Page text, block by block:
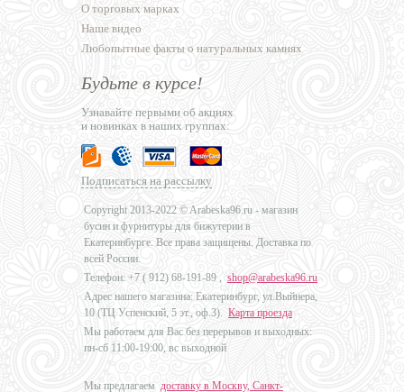
О торговых марках
Наше видео
Любопытные факты о натуральных камнях
Будьте в курсе!
Узнавайте первыми об акциях
и новинках в наших группах:
Подписаться на рассылку
Copyright 2013-2022 © Arabeska96.ru - магазин
бусин и фурнитуры для бижутерии в
Екатеринбурге. Все права защищены. Доставка по
всей России.
Телефон: +7 ( 912) 68-191-89 , shop@arabeska96.ru
Адрес нашего магазина: Екатеринбург, ул.Выйнера,
10 (ТЦ Успенский, 5 эт., оф.3). Карта проезда
Мы работаем для Вас без перерывов и выходных:
пн-сб 11:00-19:00, вс выходной
Мы предлагаем доставку в Москву, Санкт-